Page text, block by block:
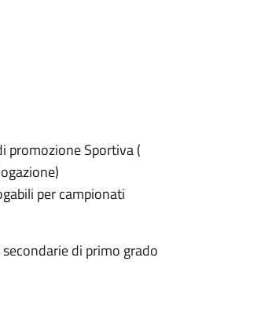
promozione Sportiva (
per campionati
di primo grado